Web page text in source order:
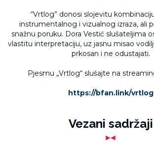
“Vrtlog” donosi slojevitu
instrumentalnog i vizualnog izraza, ali
snažnu poruku. Dora Vestić slušateljima
vlastitu interpretaciju, uz jasnu misao
prkosan i ne odustajati.
Pjesmu „Vrtlog“ slušajte na
https://bfan.link/vrtlog
Vezani sadržaji